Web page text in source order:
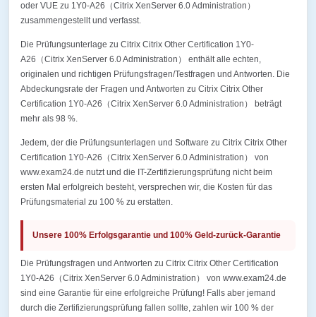
oder VUE zu 1Y0-A26（Citrix XenServer 6.0 Administration）
zusammengestellt und verfasst.
Die Prüfungsunterlage zu Citrix Citrix Other Certification 1Y0-
A26（Citrix XenServer 6.0 Administration） enthält alle echten,
originalen und richtigen Prüfungsfragen/Testfragen und Antworten. Die
Abdeckungsrate der Fragen und Antworten zu Citrix Citrix Other
Certification 1Y0-A26（Citrix XenServer 6.0 Administration） beträgt
mehr als 98 %.
Jedem, der die Prüfungsunterlagen und Software zu Citrix Citrix Other
Certification 1Y0-A26（Citrix XenServer 6.0 Administration） von
www.exam24.de nutzt und die IT-Zertifizierungsprüfung nicht beim
ersten Mal erfolgreich besteht, versprechen wir, die Kosten für das
Prüfungsmaterial zu 100 % zu erstatten.
Unsere 100% Erfolgsgarantie und 100% Geld-zurück-Garantie
Die Prüfungsfragen und Antworten zu Citrix Citrix Other Certification
1Y0-A26（Citrix XenServer 6.0 Administration） von www.exam24.de
sind eine Garantie für eine erfolgreiche Prüfung! Falls aber jemand
durch die Zertifizierungsprüfung fallen sollte, zahlen wir 100 % der